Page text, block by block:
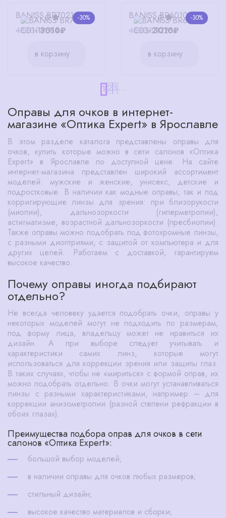
0 -30%
BANISS BR7021 C01
4300₽3010₽
в корзину
0 -30%
BANISS BR6010 C03
4300₽3010₽
в корзину
1 23...
Оправы для очков в интернет-
магазине «Оптика Expert» в Ярославле
В этом разделе каталога представлены оправы для
очков, купить которые можно в сети салонов «Оптика
Expert» в Ярославле по доступной цене. На сайте
интернет-магазина представлен широкий ассортимент
моделей: мужские и женские, унисекс, детские и
подростковые. В наличии как модные оправы, так и под
корригирующие линзы для зрения: при близорукости
(миопии), дальнозоркости (гиперметропии),
астигматизме, возрастной дальнозоркости (пресбиопии).
Также оправы можно подобрать под фотохромные линзы,
с разными диоптриями, с защитой от компьютера и для
других целей. Работаем с доставкой, гарантируем
высокое качество.
Почему оправы иногда подбирают
отдельно?
Не всегда человеку удается подобрать очки, оправы у
некоторых моделей могут не подходить по размерам,
под форму лица, владельцу может не нравиться их
дизайн. А при выборе следует учитывать и
характеристики самих линз, которые могут
использоваться для коррекции зрения или защиты глаз.
В таких случаях, чтобы не «мириться» с формой оправ, их
можно подобрать отдельно. В очки могут устанавливаться
линзы с разными характеристиками, например – для
коррекции анизометропии (разной степени рефракции в
обоих глазах).
Преимущества подбора оправ для очков в сети
салонов «Оптика Expert»:
большой выбор моделей;
в наличии оправы для очков любых размеров;
стильный дизайн;
высокое качество материалов и сборки;